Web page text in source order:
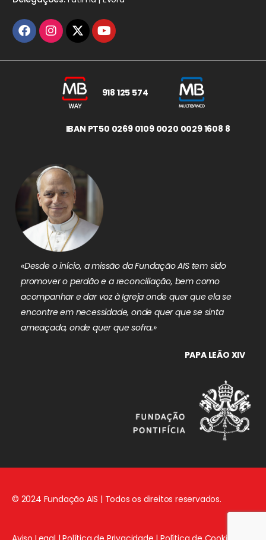
918 125 574
IBAN PT50 0269 0109 0020 0029 1608 8
«Desde o início, a missão da Fundação AIS tem sido
promover o perdão e a reconciliação, bem como
acompanhar e dar voz à Igreja onde quer que ela se
encontre em necessidade, onde quer que se sinta
ameaçada, onde quer que sofra.»
PAPA LEÃO XIV
© 2024 Fundação AIS | Todos os direitos reservados.